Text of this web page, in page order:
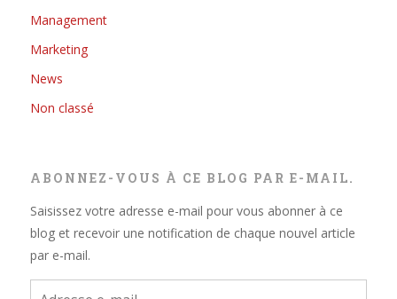
Management
Marketing
News
Non classé
ABONNEZ-VOUS À CE BLOG PAR E-MAIL.
Saisissez votre adresse e-mail pour vous abonner à ce
blog et recevoir une notification de chaque nouvel article
par e-mail.